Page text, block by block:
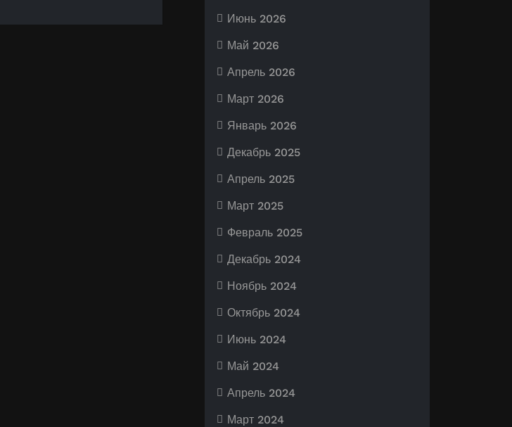
Июнь 2026
Май 2026
Апрель 2026
Март 2026
Январь 2026
Декабрь 2025
Апрель 2025
Март 2025
Февраль 2025
Декабрь 2024
Ноябрь 2024
Октябрь 2024
Июнь 2024
Май 2024
Апрель 2024
Март 2024